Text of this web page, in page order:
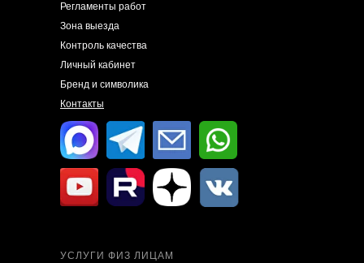
Регламенты работ
Зона выезда
Контроль качества
Личный кабинет
Бренд и символика
Контакты
УСЛУГИ ФИЗ ЛИЦАМ